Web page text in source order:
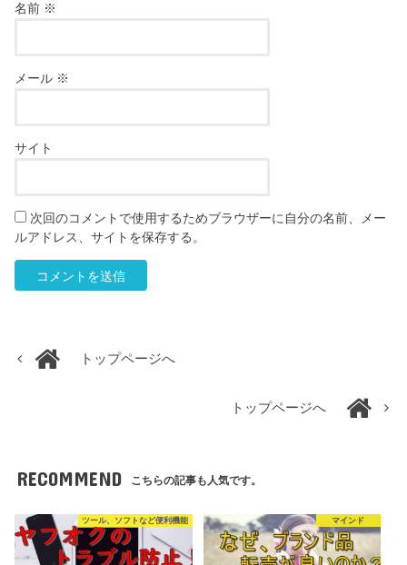
名前 ※
メール ※
サイト
次回のコメントで使用するためブラウザーに自分の名前、メー
ルアドレス、サイトを保存する。
トップページへ
トップページへ
RECOMMEND こちらの記事も人気です。
ツール、ソフトなど便利機能 マインド